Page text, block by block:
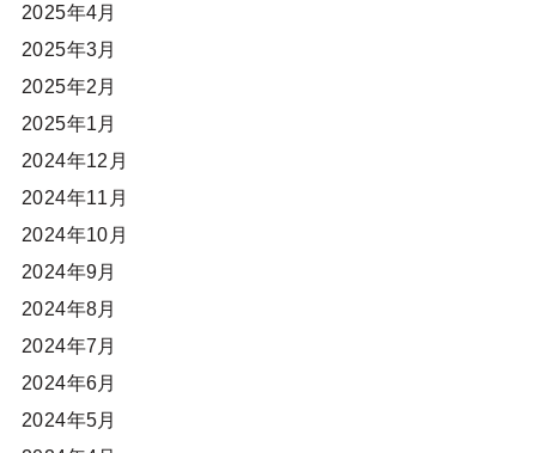
2025年4月
2025年3月
2025年2月
2025年1月
2024年12月
2024年11月
2024年10月
2024年9月
2024年8月
2024年7月
2024年6月
2024年5月